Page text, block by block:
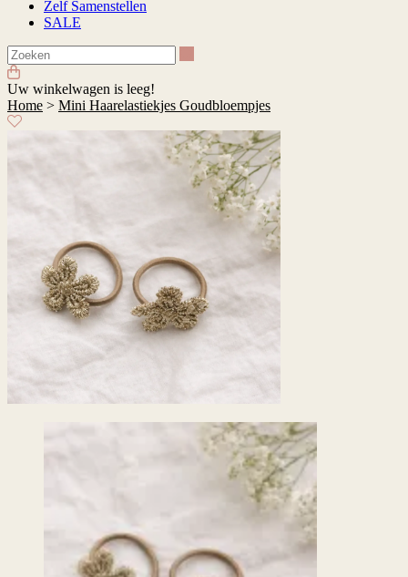
Zelf Samenstellen
SALE
Uw winkelwagen is leeg!
Home > Mini Haarelastiekjes Goudbloempjes